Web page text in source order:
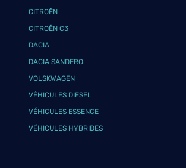
CITROËN
CITROËN C3
DACIA
DACIA SANDERO
VOLSKWAGEN
VÉHICULES DIESEL
VÉHICULES ESSENCE
VÉHICULES HYBRIDES